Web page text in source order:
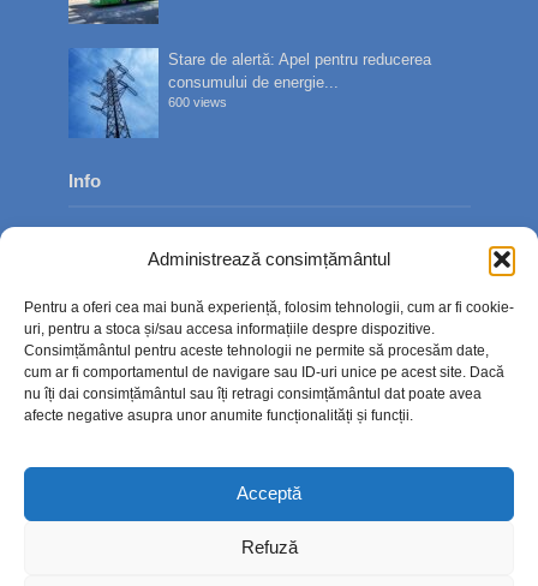
Administrează consimțământul
Pentru a oferi cea mai bună experiență, folosim tehnologii, cum ar fi cookie-
uri, pentru a stoca și/sau accesa informațiile despre dispozitive.
Consimțământul pentru aceste tehnologii ne permite să procesăm date,
cum ar fi comportamentul de navigare sau ID-uri unice pe acest site. Dacă
nu îți dai consimțământul sau îți retragi consimțământul dat poate avea
afecte negative asupra unor anumite funcționalități și funcții.
Acceptă
Refuză
Stare de alertă: Apel pentru reducerea
consumului de energie...
600 views
Info
Contact
Politica de confidențialitate
Politică cookie-uri (UE)